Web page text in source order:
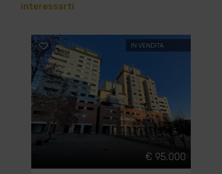
interessarti
IN VENDITA
€ 95.000